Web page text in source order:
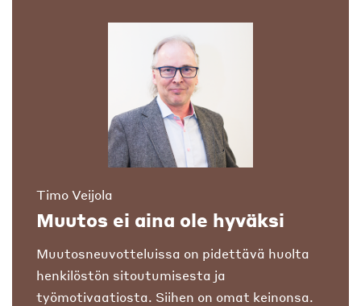
Timo Veijola
Muutos ei aina ole hyväksi
Muutosneuvotteluissa on pidettävä huolta
henkilöstön sitoutumisesta ja
työmotivaatiosta. Siihen on omat keinonsa.